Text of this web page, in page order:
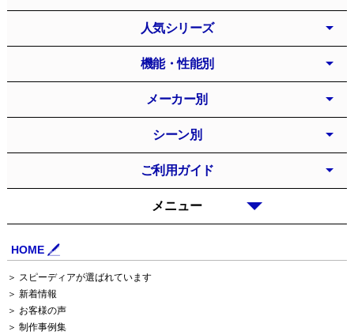
HOME
＞ スピーディアが選ばれています
＞ 新着情報
＞ お客様の声
＞ 制作事例集
メニュー
人気シリーズ
機能・性能別
メーカー別
シーン別
ご利用ガイド